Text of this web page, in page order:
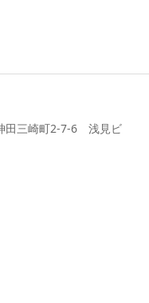
田三崎町2-7-6 浅見ビ